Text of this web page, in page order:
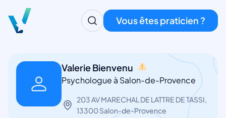
Vous êtes praticien ?
Valerie Bienvenu
Psychologue à Salon-de-Provence
203 AV MARECHAL DE LATTRE DE TASSI,
13300 Salon-de-Provence